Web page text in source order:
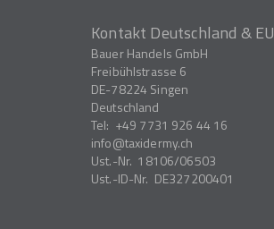
Kontakt Deutschland & EU
Bauer Handels GmbH
Freibühlstrasse 6
DE-78224 Singen
Deutschland
Tel: +49 7731 926 44 16
info
taxidermy.ch
Ust.-Nr. 18106/06503
Ust.-ID-Nr. DE327200401